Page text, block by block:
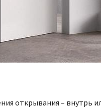
открывания –